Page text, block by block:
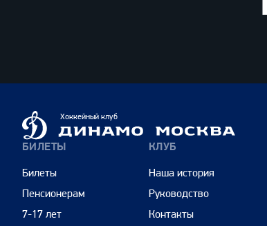
Динамо
Москва
Хоккейный клуб
БИЛЕТЫ
Билеты
Пенсионерам
7-17 лет
КЛУБ
Наша история
Руководство
Контакты